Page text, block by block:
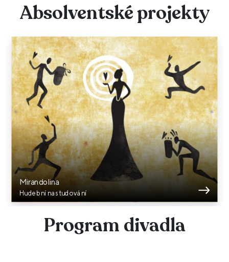
Absolventské projekty
Mirandolina
Hudební nastudování
Program divadla